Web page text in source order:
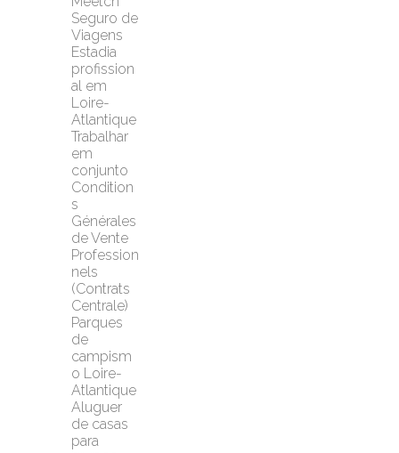
Seguro de
Viagens
Estadia
profission
al em
Loire-
Atlantique
Trabalhar
em
conjunto
Condition
s
Générales
de Vente
Profession
nels
(Contrats
Centrale)
Parques
de
campism
o Loire-
Atlantique
Aluguer
de casas
para